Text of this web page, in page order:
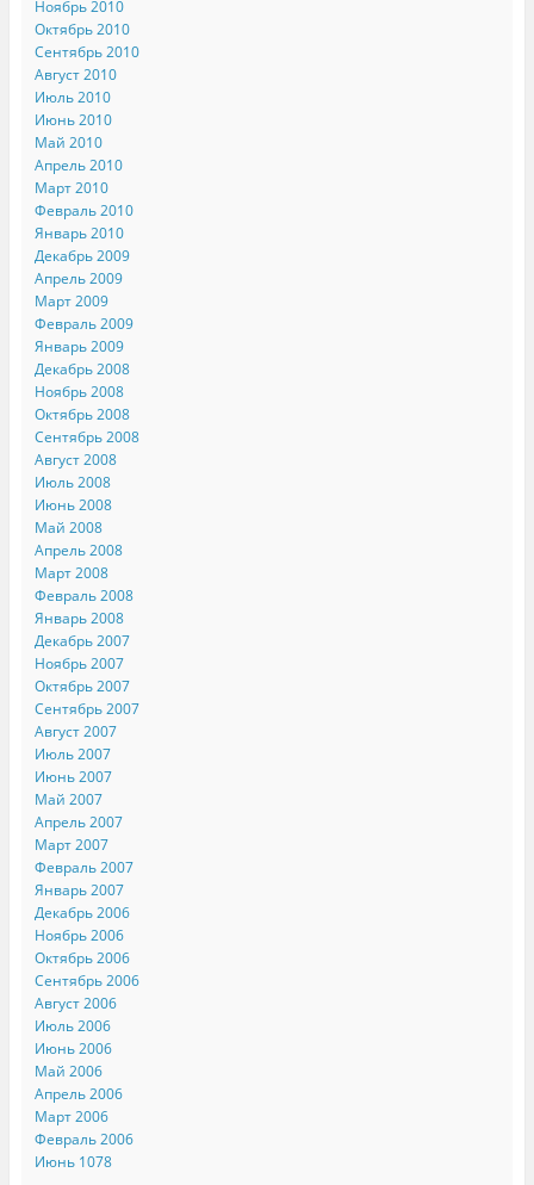
Ноябрь 2010
Октябрь 2010
Сентябрь 2010
Август 2010
Июль 2010
Июнь 2010
Май 2010
Апрель 2010
Март 2010
Февраль 2010
Январь 2010
Декабрь 2009
Апрель 2009
Март 2009
Февраль 2009
Январь 2009
Декабрь 2008
Ноябрь 2008
Октябрь 2008
Сентябрь 2008
Август 2008
Июль 2008
Июнь 2008
Май 2008
Апрель 2008
Март 2008
Февраль 2008
Январь 2008
Декабрь 2007
Ноябрь 2007
Октябрь 2007
Сентябрь 2007
Август 2007
Июль 2007
Июнь 2007
Май 2007
Апрель 2007
Март 2007
Февраль 2007
Январь 2007
Декабрь 2006
Ноябрь 2006
Октябрь 2006
Сентябрь 2006
Август 2006
Июль 2006
Июнь 2006
Май 2006
Апрель 2006
Март 2006
Февраль 2006
Июнь 1078